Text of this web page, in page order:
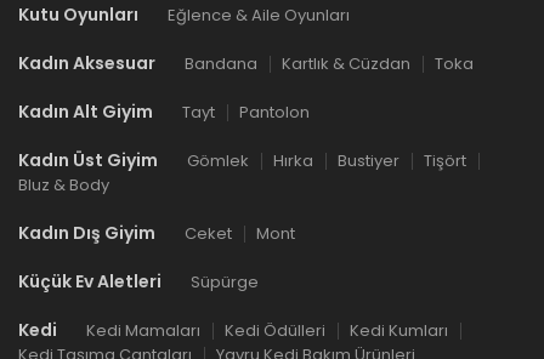
Kutu Oyunları Eğlence & Aile Oyunları
Kadın Aksesuar Bandana Kartlık & Cüzdan Toka
Kadın Alt Giyim Tayt Pantolon
Kadın Üst Giyim Gömlek Hırka Bustiyer
Tişört
Bluz & Body
Kadın Dış Giyim Ceket Mont
Küçük Ev Aletleri Süpürge
Kedi Kedi Mamaları Kedi Ödülleri
Kedi Kumları